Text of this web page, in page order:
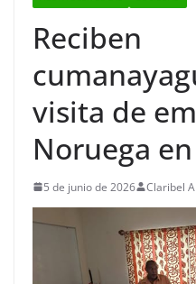
Reciben
visita de
Noruega
5 de junio de 2026 Claribel